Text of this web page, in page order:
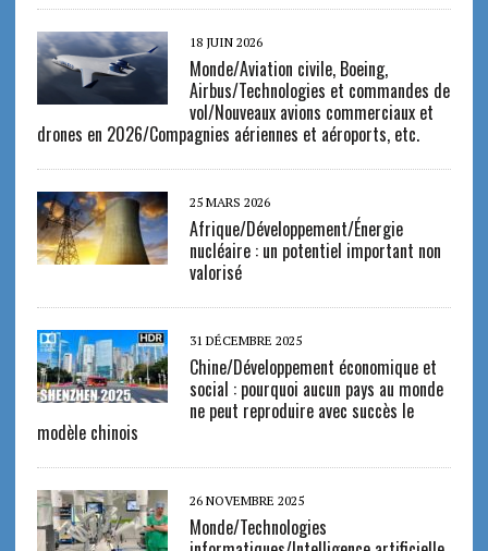
18 JUIN 2026
Monde/Aviation civile, Boeing,
Airbus/Technologies et commandes de
vol/Nouveaux avions commerciaux et
drones en 2026/Compagnies aériennes et aéroports, etc.
25 MARS 2026
Afrique/Développement/Énergie
nucléaire : un potentiel important non
valorisé
31 DÉCEMBRE 2025
Chine/Développement économique et
social : pourquoi aucun pays au monde
ne peut reproduire avec succès le
modèle chinois
26 NOVEMBRE 2025
Monde/Technologies